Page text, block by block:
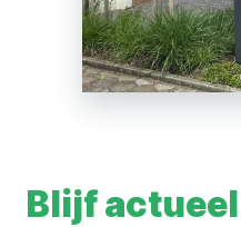
Blijf